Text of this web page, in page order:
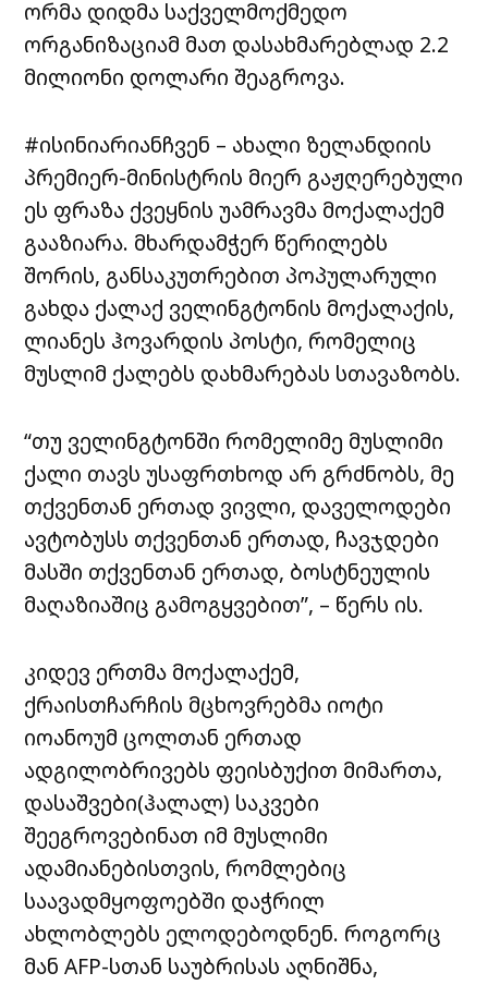
ორმა დიდმა საქველმოქმედო
ორგანიზაციამ მათ დასახმარებლად 2.2
მილიონი დოლარი შეაგროვა.
#ისინიარიანჩვენ – ახალი ზელანდიის
პრემიერ-მინისტრის მიერ გაჟღერებული
ეს ფრაზა ქვეყნის უამრავმა მოქალაქემ
გააზიარა. მხარდამჭერ წერილებს
შორის, განსაკუთრებით პოპულარული
გახდა ქალაქ ველინგტონის მოქალაქის,
ლიანეს ჰოვარდის პოსტი, რომელიც
მუსლიმ ქალებს დახმარებას სთავაზობს.
“თუ ველინგტონში რომელიმე მუსლიმი
ქალი თავს უსაფრთხოდ არ გრძნობს, მე
თქვენთან ერთად ვივლი, დაველოდები
ავტობუსს თქვენთან ერთად, ჩავჯდები
მასში თქვენთან ერთად, ბოსტნეულის
მაღაზიაშიც გამოგყვებით”, – წერს ის.
კიდევ ერთმა მოქალაქემ,
ქრაისთჩარჩის მცხოვრებმა იოტი
იოანოუმ ცოლთან ერთად
ადგილობრივებს ფეისბუქით მიმართა,
დასაშვები(ჰალალ) საკვები
შეეგროვებინათ იმ მუსლიმი
ადამიანებისთვის, რომლებიც
საავადმყოფოებში დაჭრილ
ახლობლებს ელოდებოდნენ. როგორც
მან AFP-სთან საუბრისას აღნიშნა,